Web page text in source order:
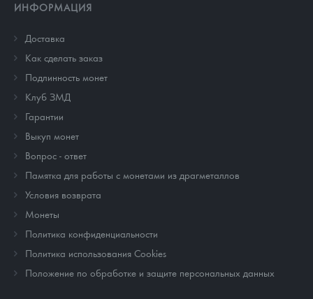
ИНФОРМАЦИЯ
Доставка
Как сделать заказ
Подлинность монет
Клуб ЗМД
Гарантии
Выкуп монет
Вопрос - ответ
Памятка для работы с монетами из драгметаллов
Условия возврата
Монеты
Политика конфиденциальности
Политика использования Cookies
Положение по обработке и защите персональных данных